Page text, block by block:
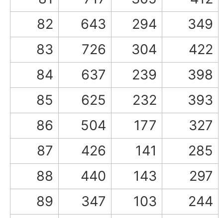
82
643 294
349
83
726 304
422
84
637 239
398
85
625 232
393
86
504 177
327
87
426 141
285
88
440 143
297
89
347 103
244